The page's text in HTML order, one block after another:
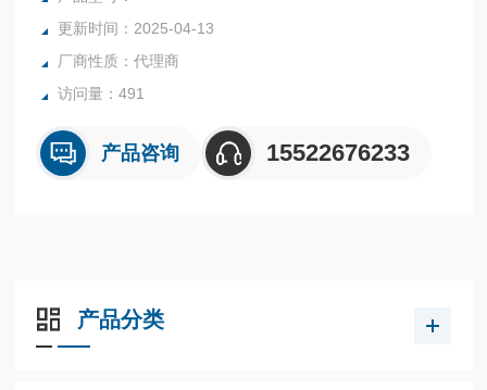
更新时间：2025-04-13
厂商性质：代理商
访问量：491
产品咨询 15522676233
产品分类